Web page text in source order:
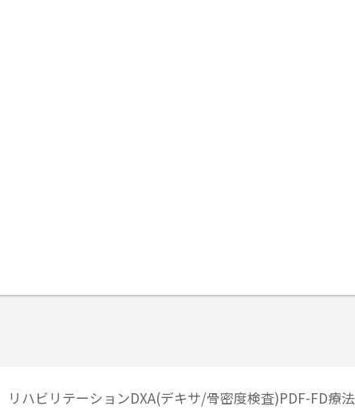
リハビリテーションDXA(デキサ/骨密度検査)PDF-FD療法